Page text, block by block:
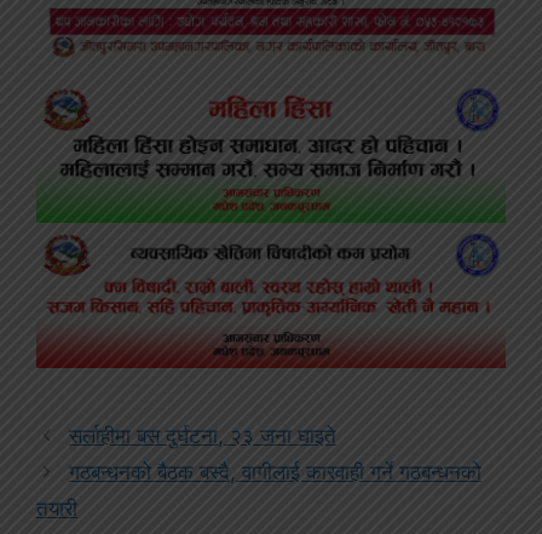
सर्लाहीमा बस दुर्घटना, २३ जना घाइते
गठबन्धनको बैठक बस्दै, वागीलाई कारवाही गर्ने गठबन्धनको
तयारी